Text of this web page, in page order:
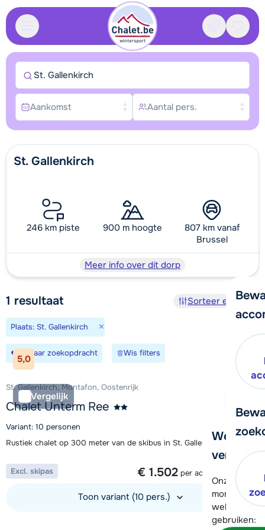
Contact
We
verder!
Onze
moment
wel alvast
gebruiken:
St. Gallenkirch
246 km piste 900 m hoogte
807 km vanaf
Brussel
Meer info over dit dorp
1 resultaat Sorteer en filter
Plaats: St. Gallenkirch ×
Bewaar zoekopdracht Wis filters
5,0
Vergelijk
St. Gallenkirch, Montafon, Oostenrijk
Chalet Unterm Ree
Variant: 10 personen
Rustiek chalet op 300 meter van de skibus in St. Gallenkirch
1 week vanaf
€ 1.502 per accommodatie
Excl. skipas
Toon variant (10 pers.)
St. Gallenkirch
Aankomst Aantal pers.